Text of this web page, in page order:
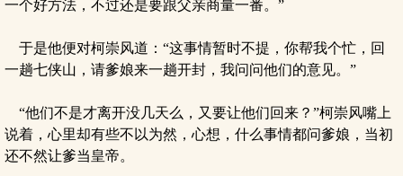
一个好方法，不过还是要跟父亲商量一番。”
于是他便对柯崇风道：“这事情暂时不提，你帮我个忙，回
一趟七侠山，请爹娘来一趟开封，我问问他们的意见。”
“他们不是才离开没几天么，又要让他们回来？”柯崇风嘴上
说着，心里却有些不以为然，心想，什么事情都问爹娘，当初
还不然让爹当皇帝。